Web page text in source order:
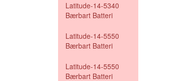
Latitude-14-5340
Bærbart Batteri
Latitude-14-5550
Bærbart Batteri
Latitude-14-5550
Bærbart Batteri